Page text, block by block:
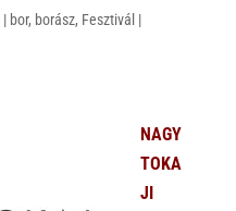
| bor, borász, Fesztivál |
NAGY
TOKA
JI